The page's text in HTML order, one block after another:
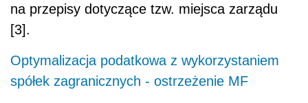
na przepisy dotyczące tzw. miejsca zarządu
[3].
Optymalizacja podatkowa z wykorzystaniem
spółek zagranicznych - ostrzeżenie MF